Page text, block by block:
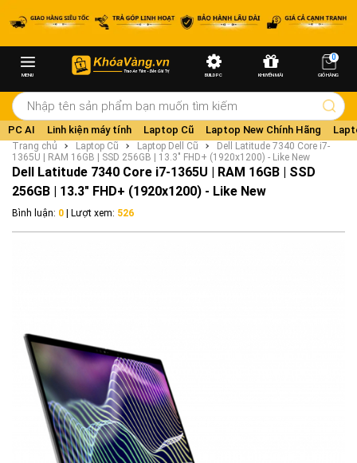
MENU BUILD PC KHUYẾN MÃI
0
GIỎ HÀNG
PC AI Linh kiện máy tính Laptop Cũ Laptop New Chính Hãng
Trang chủ Laptop Cũ Laptop Dell Cũ
Dell Latitude 7340 Core i7-
1365U | RAM 16GB | SSD 256GB | 13.3" FHD+ (1920x1200) - Like New
Dell Latitude 7340 Core i7-1365U | RAM 16GB | SSD
256GB | 13.3" FHD+ (1920x1200) - Like New
Bình luận: 0 | Lượt xem: 526